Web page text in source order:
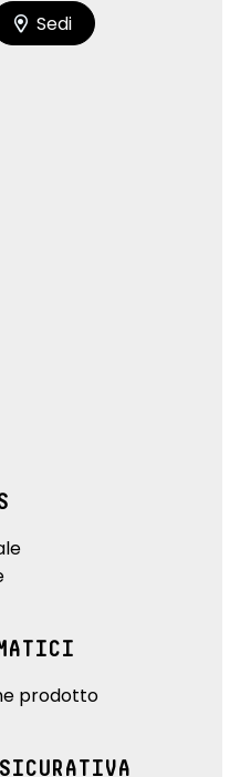
Sedi
prodotto